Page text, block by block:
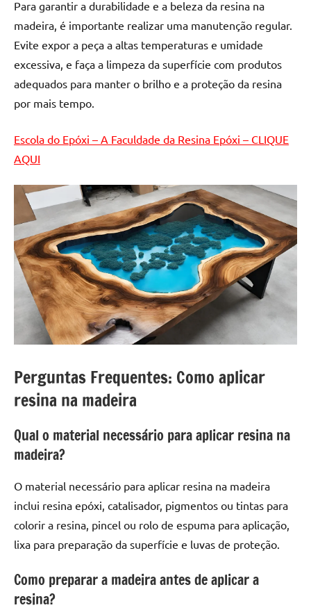
Para garantir a durabilidade e a beleza da resina na
madeira, é importante realizar uma manutenção regular.
Evite expor a peça a altas temperaturas e umidade
excessiva, e faça a limpeza da superfície com produtos
adequados para manter o brilho e a proteção da resina
por mais tempo.
Escola do Epóxi – A Faculdade da Resina Epóxi – CLIQUE
AQUI
Perguntas Frequentes: Como aplicar
resina na madeira
Qual o material necessário para aplicar resina na
madeira?
O material necessário para aplicar resina na madeira
inclui resina epóxi, catalisador, pigmentos ou tintas para
colorir a resina, pincel ou rolo de espuma para aplicação,
lixa para preparação da superfície e luvas de proteção.
Como preparar a madeira antes de aplicar a
resina?